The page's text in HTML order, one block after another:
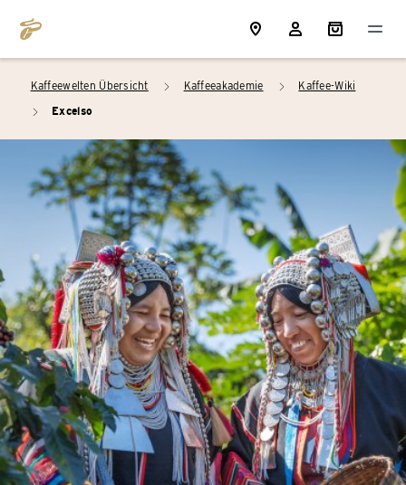
Kaffeewelten Übersicht arrow_right Kaffeeakademie arrow_right Kaffee-Wiki
arrow_right Excelso